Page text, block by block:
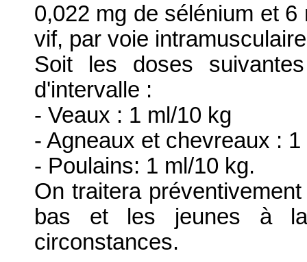
0,022 mg de sélénium et
vif, par voie
Soit les doses
d'intervalle :
- Veaux : 1 ml/10 kg
- Agneaux et chevreaux :
- Poulains: 1 ml/10 kg.
On traitera
bas et les jeunes à la
circonstances.